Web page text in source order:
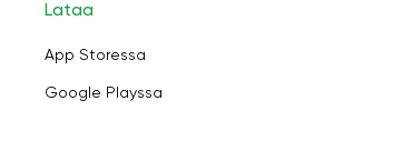
Lataa
App Storessa
Google Playssa